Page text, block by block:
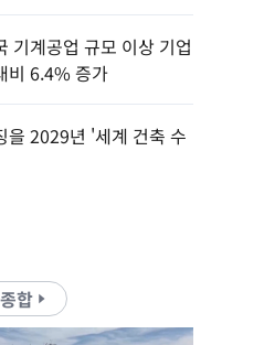
기계공업 규모 이상 기업
비 6.4% 증가
을 2029년 '세계 건축 수
종합